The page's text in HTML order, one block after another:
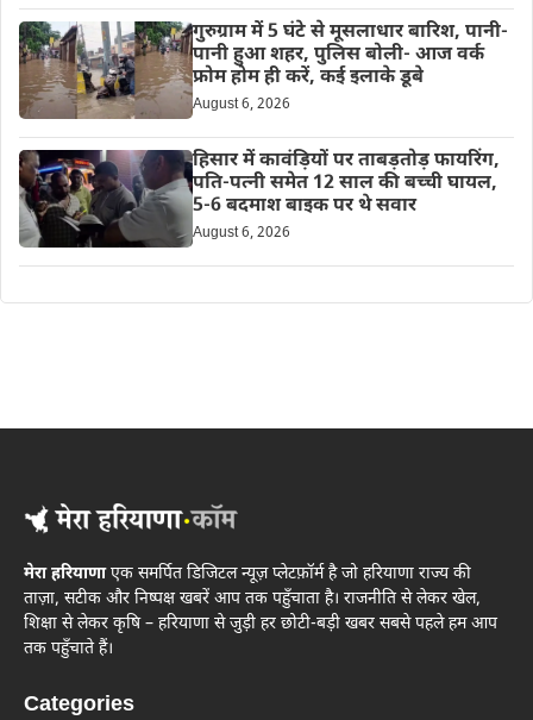
गुरुग्राम में 5 घंटे से मूसलाधार बारिश, पानी-
पानी हुआ शहर, पुलिस बोली- आज वर्क
फ्रोम होम ही करें, कई इलाके डूबे
August 6, 2026
हिसार में कावंड़ियों पर ताबड़तोड़ फायरिंग,
पति-पत्नी समेत 12 साल की बच्ची घायल,
5-6 बदमाश बाइक पर थे सवार
August 6, 2026
मेरा हरियाणाएक समर्पित डिजिटल न्यूज़ प्लेटफ़ॉर्म है जो हरियाणा राज्य की
ताज़ा, सटीक और निष्पक्ष खबरें आप तक पहुँचाता है। राजनीति से लेकर खेल,
शिक्षा से लेकर कृषि – हरियाणा से जुड़ी हर छोटी-बड़ी खबर सबसे पहले हम आप
तक पहुँचाते हैं।
Categories